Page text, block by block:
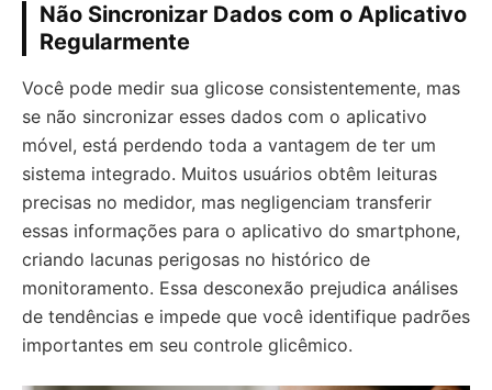
Não Sincronizar Dados com o Aplicativo
Regularmente
Você pode medir sua glicose consistentemente, mas
se não sincronizar esses dados com o aplicativo
móvel, está perdendo toda a vantagem de ter um
sistema integrado. Muitos usuários obtêm leituras
precisas no medidor, mas negligenciam transferir
essas informações para o aplicativo do smartphone,
criando lacunas perigosas no histórico de
monitoramento. Essa desconexão prejudica análises
de tendências e impede que você identifique padrões
importantes em seu controle glicêmico.